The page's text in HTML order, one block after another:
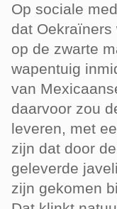
Op sociale
dat Oekraïners
op de zwarte
wapentuig
van
daarvoor zou
leveren, met
zijn dat door
geleverde
zijn gekomen